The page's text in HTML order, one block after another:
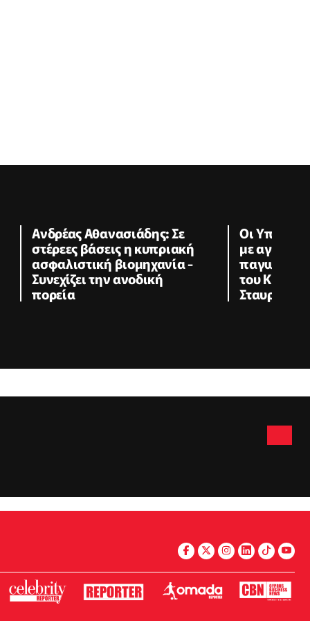
Ανδρέας Αθανασιάδης: Σε
στέρεες βάσεις η κυπριακή
ασφαλιστική βιομηχανία -
Συνεχίζει την ανοδική
πορεία
Οι
με
παγωτού,
του
Σταυρού